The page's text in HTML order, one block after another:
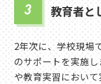
教育者と
2年次に、学校現場
のサポートを実施
や教育実習におい